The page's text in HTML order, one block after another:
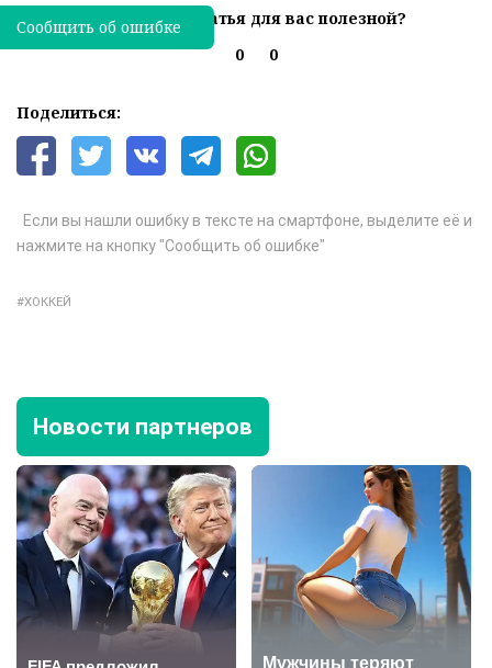
Была ли эта статья для вас полезной?
0
0
Поделиться:
Если вы нашли ошибку в тексте на смартфоне, выделите её и
нажмите на кнопку "Сообщить об ошибке"
ХОККЕЙ
Сообщить об ошибке
Новости партнеров